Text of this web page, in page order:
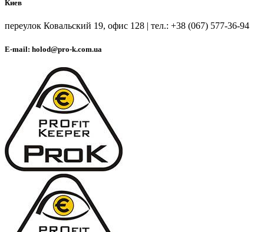
Киев
переулок Ковальский 19, офис 128 | тел.: +38 (067) 577-36-94
E-mail: holod@pro-k.com.ua